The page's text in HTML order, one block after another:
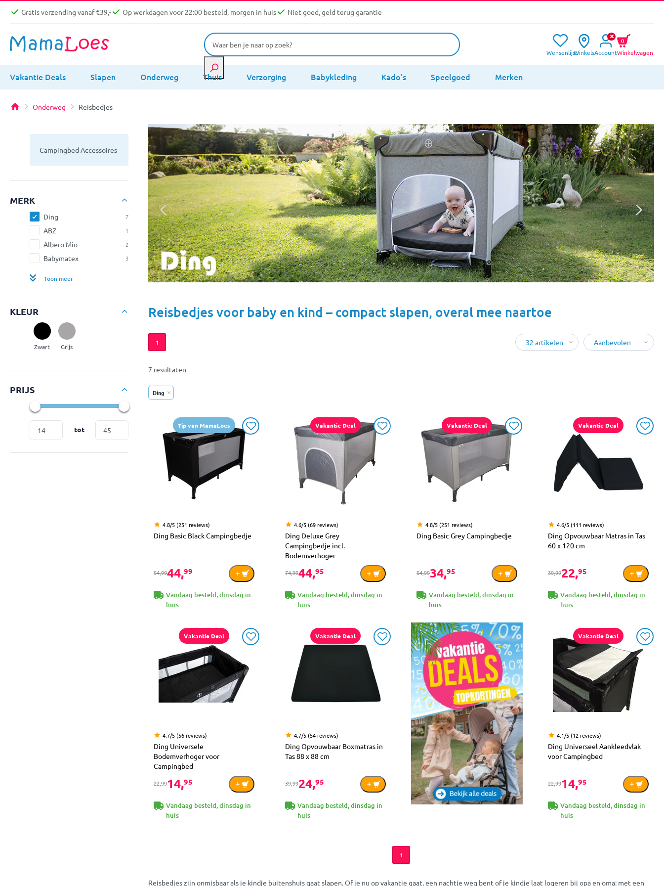
Gratis verzending vanaf €39,- Op werkdagen voor 22:00 besteld, morgen in huis Niet goed, geld terug garantie
WensenlijstWinkelsAccountWinkelwagen
0
Vakantie Deals Slapen Onderweg Thuis Verzorging Babykleding Kado's Speelgoed Merken
Onderweg Reisbedjes
Campingbed Accessoires
MERK
Ding 7
ABZ 1
Albero Mio 2
Babymatex 3
Toon meer
KLEUR
Zwart Grijs
PRIJS
tot
Reisbedjes voor baby en kind – compact slapen, overal mee naartoe
1
7 resultaten
Ding
Tip van MamaLoes
4.8/5 (251 reviews)
Ding Basic Black Campingbedje
54,9944,99
Vandaag besteld, dinsdag in
huis
Vakantie Deal
4.6/5 (69 reviews)
Ding Deluxe Grey
Campingbedje incl.
Bodemverhoger
74,9944,95
Vandaag besteld, dinsdag in
huis
Vakantie Deal
4.8/5 (251 reviews)
Ding Basic Grey Campingbedje
54,9934,95
Vandaag besteld, dinsdag in
huis
Vakantie Deal
4.6/5 (111 reviews)
Ding Opvouwbaar Matras in Tas
60 x 120 cm
39,9922,95
Vandaag besteld, dinsdag in
huis
Vakantie Deal
4.7/5 (56 reviews)
Ding Universele
Bodemverhoger voor
Campingbed
22,9914,95
Vandaag besteld, dinsdag in
huis
Vakantie Deal
4.7/5 (54 reviews)
Ding Opvouwbaar Boxmatras in
Tas 88 x 88 cm
39,9924,95
Vandaag besteld, dinsdag in
huis
Vakantie Deal
4.1/5 (12 reviews)
Ding Universeel Aankleedvlak
voor Campingbed
22,9914,95
Vandaag besteld, dinsdag in
huis
1
Reisbedjes zijn onmisbaar als je kindje buitenshuis gaat slapen. Of je nu op vakantie gaat, een nachtje weg bent of je kindje laat logeren bij opa en oma: met een